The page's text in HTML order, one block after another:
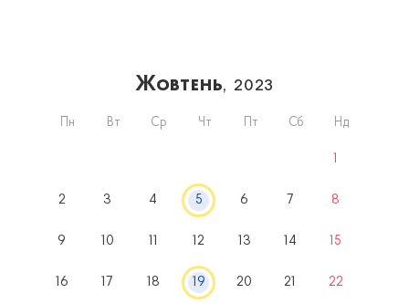
Жовтень, 2023
Пн Вт Ср Чт Пт Сб Нд
1
2 3 4 5 6 7 8
9 10 11 12 13 14 15
16 17 18 19 20 21 22